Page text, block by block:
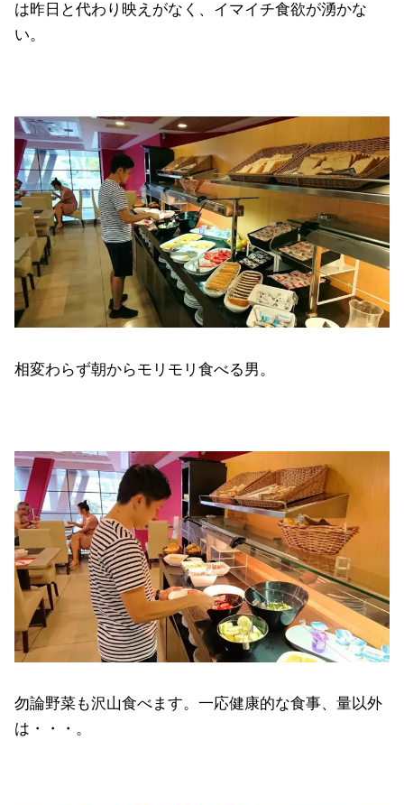
は昨日と代わり映えがなく、イマイチ食欲が湧かな
い。
相変わらず朝からモリモリ食べる男。
勿論野菜も沢山食べます。一応健康的な食事、量以外
は・・・。